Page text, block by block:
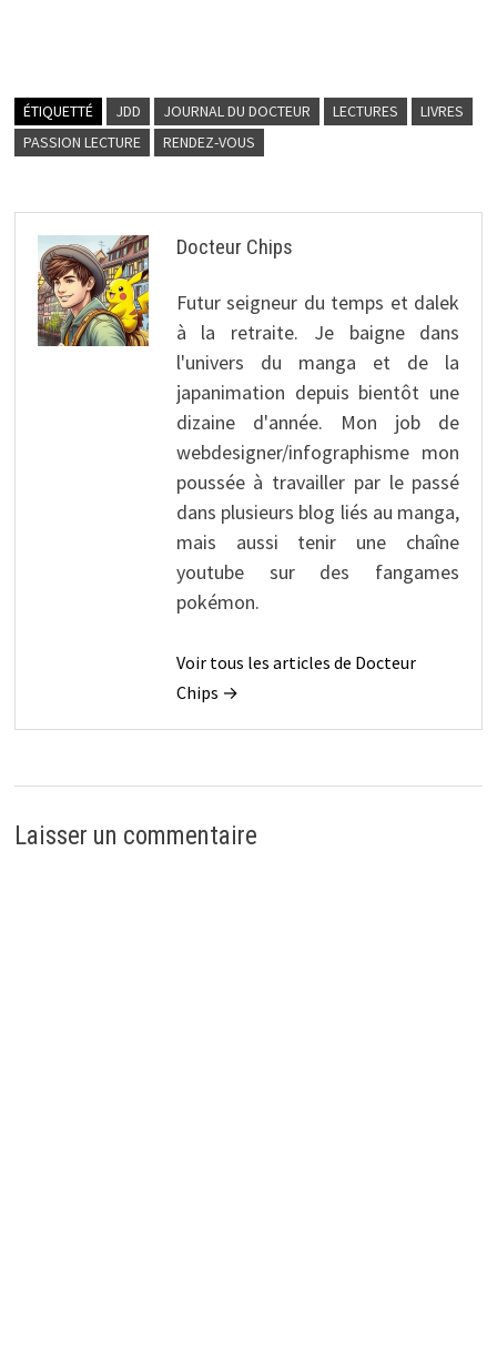
ÉTIQUETTÉ JDD JOURNAL DU DOCTEUR LECTURES
LIVRES
PASSION LECTURE
RENDEZ-VOUS
Docteur Chips
Futur seigneur du temps et dalek
à la retraite. Je baigne dans
l'univers du manga et de la
japanimation depuis bientôt une
dizaine d'année. Mon job de
webdesigner/infographisme mon
poussée à travailler par le passé
dans plusieurs blog liés au manga,
mais aussi tenir une chaîne
youtube sur des fangames
pokémon.
Voir tous les articles de Docteur
Chips →
Laisser un commentaire